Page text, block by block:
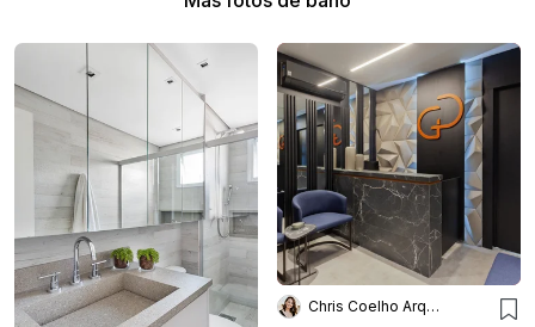
Chris Coelho Arquitetura